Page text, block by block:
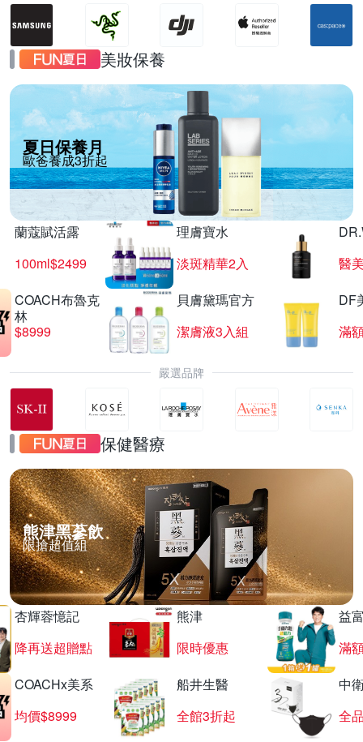
美妝保養
夏日保養月
歐爸養成3折起
蘭蔻賦活露
100ml$2499
理膚寶水
淡斑精華2入
醫
COACH布魯克
林
$8999
貝膚黛瑪官方
潔膚液3入組
DF
滿
嚴選品牌
保健醫療
熊津黑蔘飲
限搶超值組
杏輝蓉憶記
降再送超贈點
熊津
限時優惠
益
滿
COACHx美系
均價$8999
船井生醫
全館3折起
中
全